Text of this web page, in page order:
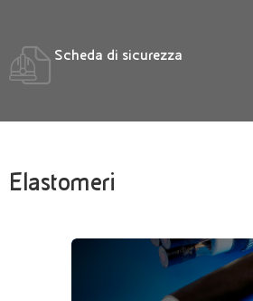
Scheda di sicurezza
Elastomeri